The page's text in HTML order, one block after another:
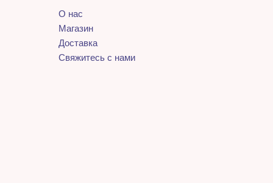
О нас
Магазин
Доставка
Свяжитесь с нами